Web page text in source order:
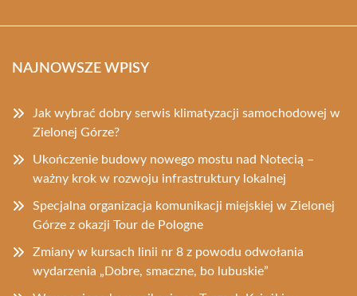
NAJNOWSZE WPISY
Jak wybrać dobry serwis klimatyzacji samochodowej w
Zielonej Górze?
Ukończenie budowy nowego mostu nad Notecią –
ważny krok w rozwoju infrastruktury lokalnej
Specjalna organizacja komunikacji miejskiej w Zielonej
Górze z okazji Tour de Pologne
Zmiany w kursach linii nr 8 z powodu odwołania
wydarzenia „Dobre, smaczne, bo lubuskie”